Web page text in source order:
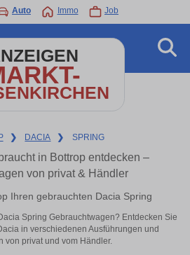
Auto Immo Job
❯ DACIA ❯ SPRING
in Bottrop entdecken –
von privat & Händler
Ihren gebrauchten Dacia Spring
Spring Gebrauchtwagen? Entdecken Sie
in verschiedenen Ausführungen und
von privat und vom Händler.